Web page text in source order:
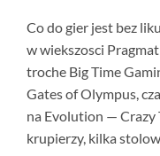
Co do gier jest bez
w wiekszosci
troche Big Time
Gates of Olympus,
na Evolution — Crazy
krupierzy, kilka